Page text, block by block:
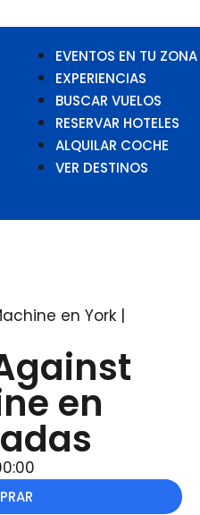
EVENTOS EN TU ZONA
EXPERIENCIAS
BUSCAR VUELOS
RESERVAR HOTELES
ALQUILAR COCHE
VER DESTINOS
en York |
en